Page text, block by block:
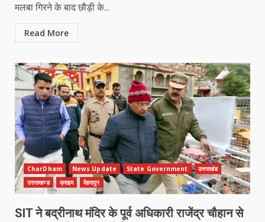
मलबा गिरने के बाद छौड़ी के...
Read More
CharDham News Update State Government
उत्तराखंड
उत्तराखण्ड
क्राइम देहरादून
SIT ने बद्रीनाथ मंदिर के पूर्व अधिकारी राजेंद्र चौहान से